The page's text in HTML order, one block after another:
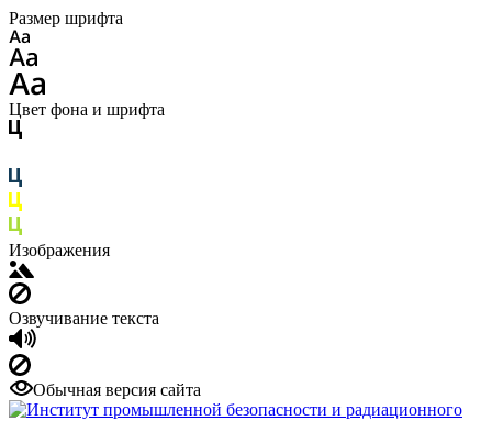
Размер шрифта
Цвет фона и шрифта
Изображения
Озвучивание текста
Обычная версия сайта